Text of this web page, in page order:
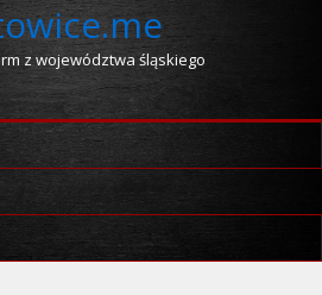
z województwa śląskiego